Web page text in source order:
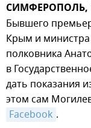
СИМФЕРОПОЛЬ,
Бывшего
Крым и министра
полковника
в
дать показания
этом сам
Facebook .